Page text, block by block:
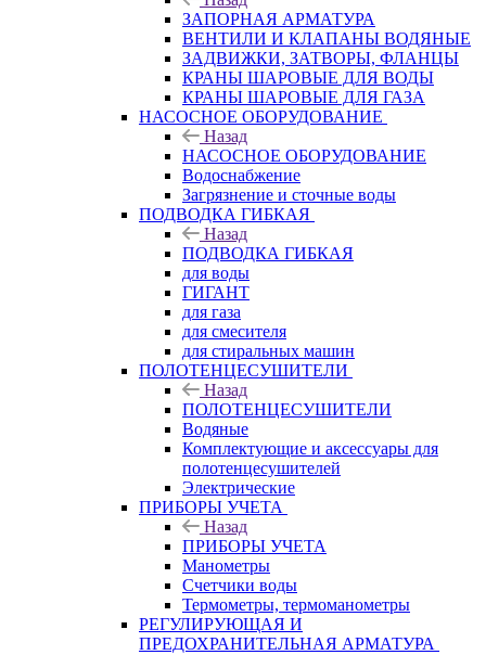
ЗАПОРНАЯ АРМАТУРА
ВЕНТИЛИ И КЛАПАНЫ ВОДЯНЫЕ
ЗАДВИЖКИ, ЗАТВОРЫ, ФЛАНЦЫ
КРАНЫ ШАРОВЫЕ ДЛЯ ВОДЫ
КРАНЫ ШАРОВЫЕ ДЛЯ ГАЗА
НАСОСНОЕ ОБОРУДОВАНИЕ
Назад
НАСОСНОЕ ОБОРУДОВАНИЕ
Водоснабжение
Загрязнение и сточные воды
ПОДВОДКА ГИБКАЯ
Назад
ПОДВОДКА ГИБКАЯ
для воды
ГИГАНТ
для газа
для смесителя
для стиральных машин
ПОЛОТЕНЦЕСУШИТЕЛИ
Назад
ПОЛОТЕНЦЕСУШИТЕЛИ
Водяные
Комплектующие и аксессуары для
полотенцесушителей
Электрические
ПРИБОРЫ УЧЕТА
Назад
ПРИБОРЫ УЧЕТА
Манометры
Счетчики воды
Термометры, термоманометры
РЕГУЛИРУЮЩАЯ И
ПРЕДОХРАНИТЕЛЬНАЯ АРМАТУРА